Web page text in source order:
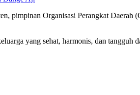
pimpinan Organisasi Perangkat
yang sehat, harmonis, dan tangguh